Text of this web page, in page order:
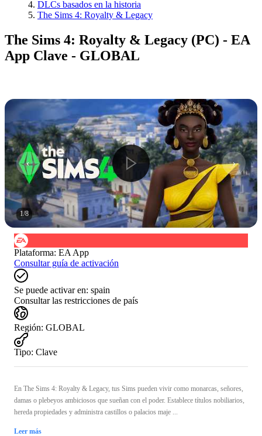
DLCs basados en la historia
The Sims 4: Royalty & Legacy
The Sims 4: Royalty & Legacy (PC) - EA
App Clave - GLOBAL
1/8
Plataforma: EA App
Consultar guía de activación
Se puede activar en: spain
Consultar las restricciones de país
Región: GLOBAL
Tipo: Clave
En The Sims 4: Royalty & Legacy, tus Sims pueden vivir como monarcas, señores,
damas o plebeyos ambiciosos que sueñan con el poder. Establece títulos nobiliarios,
hereda propiedades y administra castillos o palacios maje ...
Leer más